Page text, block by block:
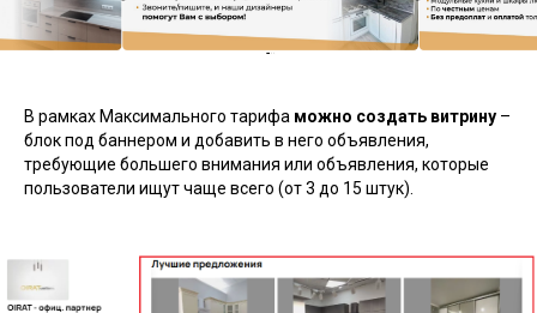
В рамках Максимального тарифа можно создать витрину –
блок под баннером и добавить в него объявления,
требующие большего внимания или объявления, которые
пользователи ищут чаще всего (от 3 до 15 штук).